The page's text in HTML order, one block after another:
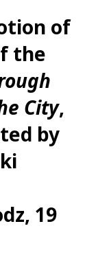
of
the
City,
by
19